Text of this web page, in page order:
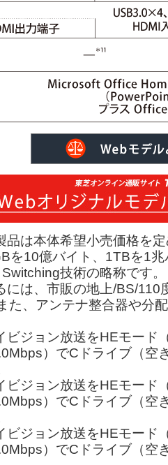
品は本体希望小売価格を
を10億バイト、1TBを1
技術の略称です。
には、市販の地上/BS/
た、アンテナ整合器や分
ビジョン放送をHEモー
）でCドライブ（
ビジョン放送をHEモー
）でCドライブ（
ビジョン放送をHEモー
）でCドライブ（